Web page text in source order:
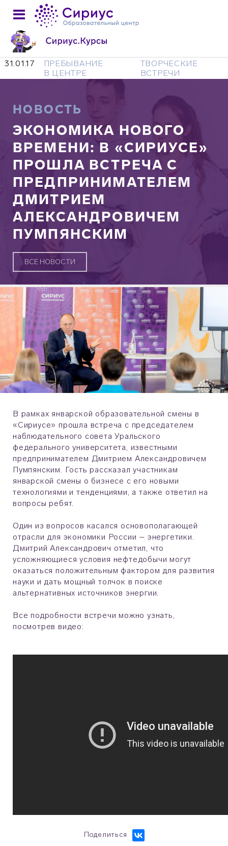
31.01.17
ПРЕБЫВАНИЕ
В ЦЕНТРЕ
ТВОРЧЕСКИЕ
ВСТРЕЧИ
НОВОСТЬ
ЭКОНОМИКА НОВОГО
ВРЕМЕНИ: В «СИРИУСЕ»
ПРОШЛА ВСТРЕЧА С
ПРЕДПРИНИМАТЕЛЕМ
ДМИТРИЕМ
АЛЕКСАНДРОВИЧЕМ
ПУМПЯНСКИМ
ВСЕ НОВОСТИ
В рамках январской образовательной смены в
«Сириусе» прошла встреча с председателем
наблюдательного совета Уральского
федерального университета, известными
предпринимателем Дмитрием Александровичем
Пумпянским. Гость рассказал участникам
январской смены о бизнесе с его новыми
технологиями и тенденциями, а также ответил на
вопросы ребят.
Один из вопросов касался основополагающей
отрасли для экономики России – энергетики.
Дмитрий Александрович отметил, что
усложняющиеся условия нефтедобычи могут
оказаться положительным фактором для развития
науки и дать мощный толчок в поиске
альтернативных источников энергии.
Все подробности встречи можно узнать,
посмотрев видео:
Поделиться